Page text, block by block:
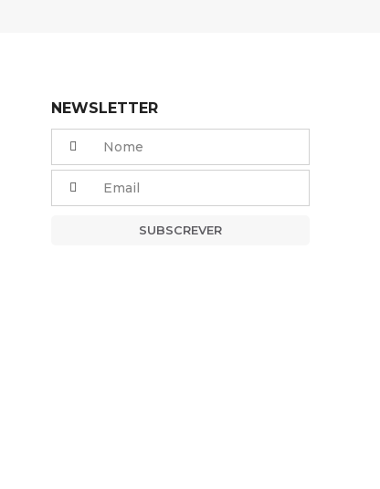
NEWSLETTER
SUBSCREVER